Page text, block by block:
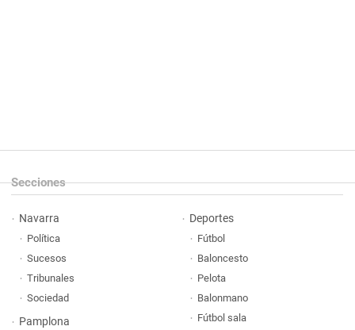
Secciones
Navarra
Política
Sucesos
Tribunales
Sociedad
Pamplona
Deportes
Fútbol
Baloncesto
Pelota
Balonmano
Fútbol sala